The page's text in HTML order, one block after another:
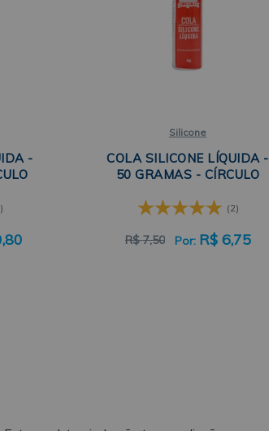
-
Silicone
COLA SILICONE LÍQUIDA -
50 GRAMAS - CÍRCULO
(2)
R$ 7,50 R$ 6,75